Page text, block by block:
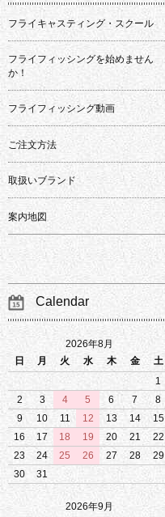
フライキャスティング・スクール
フライフィッシングを始めません
か！
フライフィッシング動画
ご注文方法
取扱いブランド
案内地図
Calendar
2026年8月
日
月 火 水 木 金
土
1
2
3 4 5 6 7
8
9
10 11 12 13 14
15
16
17 18 19 20 21
22
23
24 25 26 27 28
29
30
31
2026年9月